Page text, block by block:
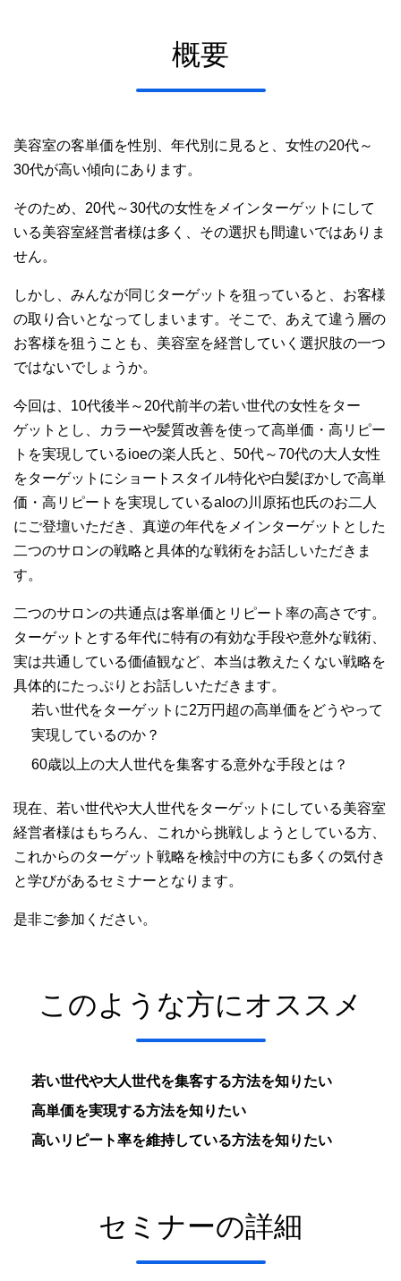
概要
美容室の客単価を性別、年代別に見ると、女性の20代～
30代が高い傾向にあります。
そのため、20代～30代の女性をメインターゲットにして
いる美容室経営者様は多く、その選択も間違いではありま
せん。
しかし、みんなが同じターゲットを狙っていると、お客様
の取り合いとなってしまいます。そこで、あえて違う層の
お客様を狙うことも、美容室を経営していく選択肢の一つ
ではないでしょうか。
今回は、10代後半～20代前半の若い世代の女性をター
ゲットとし、カラーや髪質改善を使って高単価・高リピー
トを実現しているioeの楽人氏と、50代～70代の大人女性
をターゲットにショートスタイル特化や白髪ぼかしで高単
価・高リピートを実現しているaloの川原拓也氏のお二人
にご登壇いただき、真逆の年代をメインターゲットとした
二つのサロンの戦略と具体的な戦術をお話しいただきま
す。
二つのサロンの共通点は客単価とリピート率の高さです。
ターゲットとする年代に特有の有効な手段や意外な戦術、
実は共通している価値観など、本当は教えたくない戦略を
具体的にたっぷりとお話しいただきます。
若い世代をターゲットに2万円超の高単価をどうやって
実現しているのか？
60歳以上の大人世代を集客する意外な手段とは？
現在、若い世代や大人世代をターゲットにしている美容室
経営者様はもちろん、これから挑戦しようとしている方、
これからのターゲット戦略を検討中の方にも多くの気付き
と学びがあるセミナーとなります。
是非ご参加ください。
このような方にオススメ
若い世代や大人世代を集客する方法を知りたい
高単価を実現する方法を知りたい
高いリピート率を維持している方法を知りたい
セミナーの詳細